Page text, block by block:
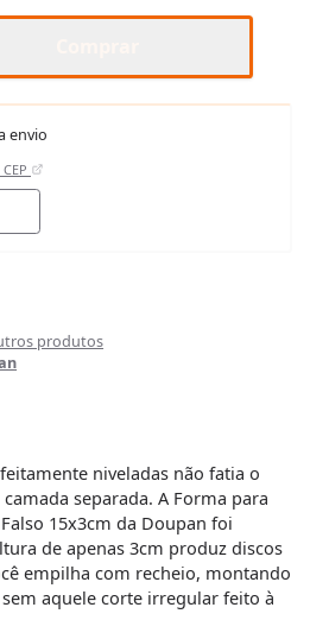
envio
produtos
niveladas não fatia o
separada. A Forma para
15x3cm da Doupan foi
de apenas 3cm produz discos
empilha com recheio, montando
aquele corte irregular feito à